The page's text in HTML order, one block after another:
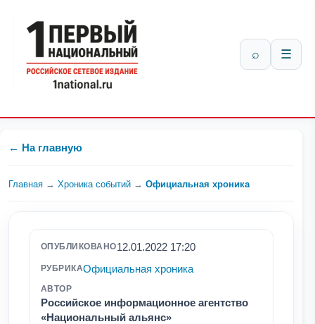
⌕ ☰
← На главную
Главная → Хроника событий → Официальная хроника
ОПУБЛИКОВАНО12.01.2022 17:20
РУБРИКАОфициальная хроника
АВТОР
Российское информационное агентство
«Национальный альянс»